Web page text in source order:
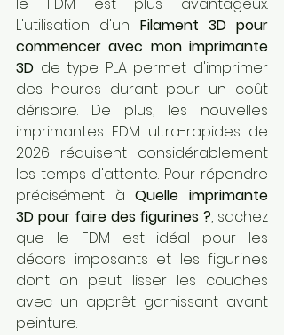
le FDM est plus avantageux.
L'utilisation d'un Filament 3D pour
commencer avec mon imprimante
3D de type PLA permet d'imprimer
des heures durant pour un coût
dérisoire. De plus, les nouvelles
imprimantes FDM ultra-rapides de
2026 réduisent considérablement
les temps d'attente. Pour répondre
précisément à Quelle imprimante
3D pour faire des figurines ?, sachez
que le FDM est idéal pour les
décors imposants et les figurines
dont on peut lisser les couches
avec un apprêt garnissant avant
peinture.